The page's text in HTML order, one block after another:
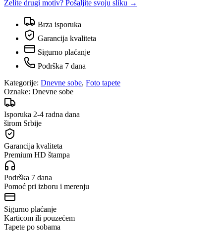
Želite drugi motiv? Pošaljite svoju sliku →
Brza isporuka
Garancija kvaliteta
Sigurno plaćanje
Podrška 7 dana
Kategorije: Dnevne sobe, Foto tapete
Oznake: Dnevne sobe
Isporuka 2-4 radna dana
širom Srbije
Garancija kvaliteta
Premium HD štampa
Podrška 7 dana
Pomoć pri izboru i merenju
Sigurno plaćanje
Karticom ili pouzećem
Tapete po sobama